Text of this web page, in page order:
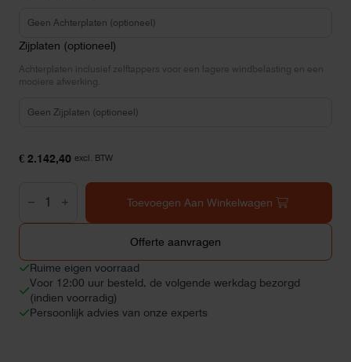
Zijplaten (optioneel)
Achterplaten inclusief zelftappers voor een lagere windbelasting en een
mooiere afwerking.
€ 2.142,40 excl. BTW
zonneschans
5x8
Toevoegen Aan Winkelwagen
Offerte aanvragen
Ruime eigen voorraad
Voor 12:00 uur besteld, de volgende werkdag bezorgd
(indien voorradig)
Persoonlijk advies van onze experts